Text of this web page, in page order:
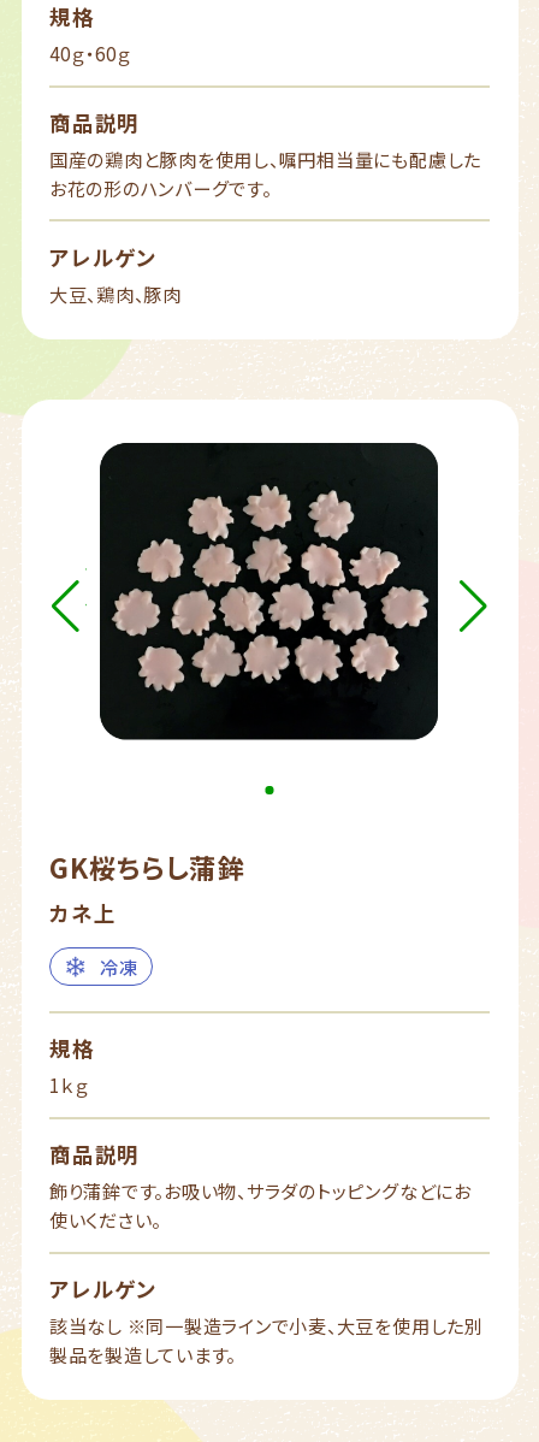
規格
40ｇ・60ｇ
商品説明
国産の鶏肉と豚肉を使用し、嘱円相当量にも配慮した
お花の形のハンバーグです。
アレルゲン
大豆、鶏肉、豚肉
GK桜ちらし蒲鉾
カネ上
冷凍
規格
1ｋｇ
商品説明
飾り蒲鉾です。お吸い物、サラダのトッピングなどにお
使いください。
アレルゲン
該当なし ※同一製造ラインで小麦、大豆を使用した別
製品を製造しています。